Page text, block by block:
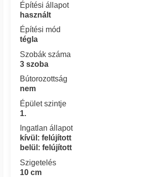
Építési állapot
használt
Építési mód
tégla
Szobák száma
3 szoba
Bútorozottság
nem
Épület szintje
1.
Ingatlan állapot
kívül: felújított
belül: felújított
Szigetelés
10 cm